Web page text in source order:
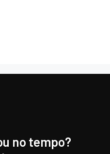
no tempo?